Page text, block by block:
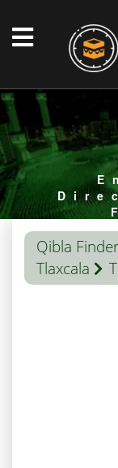
Qibla Finder
Tlaxcala